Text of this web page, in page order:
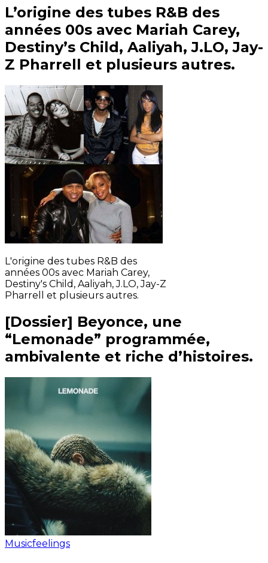
L’origine des tubes R&B des
années 00s avec Mariah Carey,
Destiny’s Child, Aaliyah, J.LO, Jay-
Z Pharrell et plusieurs autres.
L'origine des tubes R&B des
années 00s avec Mariah Carey,
Destiny's Child, Aaliyah, J.LO, Jay-Z
Pharrell et plusieurs autres.
[Dossier] Beyonce, une
“Lemonade” programmée,
ambivalente et riche d’histoires.
Musicfeelings